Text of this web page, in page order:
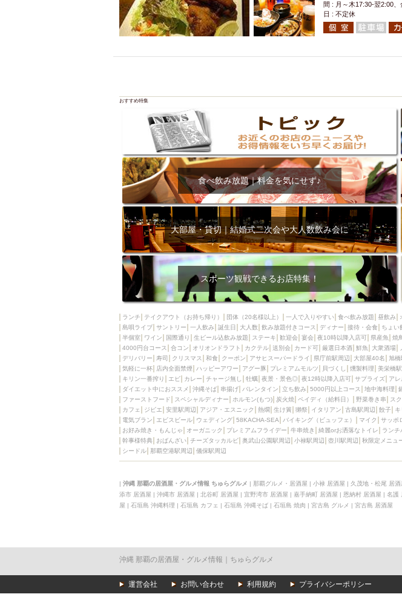
クラフトビール
鉄板焼き 幹事様特典 おばん
壺川駅周辺
秋限定メニュー 春限定メニュー
間 : 月～木17:30-翌2:00
日 : 不定休
おすすめ特集
食べ飲み放題｜料金を気にせず♪
大部屋・貸切｜結婚式二次会や大人数飲み会に
スポーツ観戦できるお店特集！
ランチ テイクアウト（お持ち帰り） 団体（20名様以上） 一人で入りやすい 食べ飲み放題 昼飲み
島唄ライブ サントリー 一人飲み 誕生日 大人数 飲み放題付きコース ディナー 接待・会食 ちょい
半個室
ワイン 国際通り 生ビール込飲み放題 ステーキ 歓迎会 宴会 夜10時以降入店可 県産魚 焼
4000円台コース
合コン オリオンドラフト カクテル 送別会 カード可 厳選日本酒 鮮魚 大衆酒場
デリバリー
寿司 クリスマス 和食 クーポン アサヒスーパードライ 県庁前駅周辺 大部屋40名 旭橋
気軽に一杯
店内全面禁煙 ハッピーアワー アグー豚 プレミアムモルツ 貝づくし 燻製料理 美栄橋
キリン一番搾り
エビ カレー チャージ無し 牡蠣 夜景・景色◎ 夜12時以降入店可 サプライズ ア
ダイエット中におススメ
沖縄そば 串揚げ バレンタイン 立ち飲み 5000円以上コース 地中海料理
ファーストフード
スペシャルディナー ホルモン(もつ) 炭火焼 ペイディ（給料日） 野菜巻き串 ス
カフェ
ジビエ 安里駅周辺 アジア・エスニック 熱燗 生け簀 獺祭 イタリアン 古島駅周辺 餃子 キ
電気ブラン
エビスビール ウェディング 58KACHA-SEA バイキング（ビュッフェ） マイク サッポ
お好み焼き・もんじゃ
オーガニック プレミアムフライデー 牛串焼き 綺麗orお洒落なトイレ ランチ
幹事様特典
おばんざい チーズタッカルビ 奥武山公園駅周辺 小禄駅周辺 壺川駅周辺 秋限定メニュ
シードル 那覇空港駅周辺 儀保駅周辺
| 沖縄 那覇の居酒屋・グルメ情報 ちゅらグルメ | 那覇グルメ・居酒屋 | 小禄 居酒屋 | 久茂地・松尾 居酒
添市 居酒屋 | 沖縄市 居酒屋 | 北谷町 居酒屋 | 宜野湾市 居酒屋 | 嘉手納町 居酒屋 | 恩納村 居酒屋 | 名護
屋 | 石垣島 沖縄料理 | 石垣島 カフェ | 石垣島 沖縄そば | 石垣島 焼肉 | 宮古島 グルメ | 宮古島 居酒屋
沖縄 那覇の居酒屋・グルメ情報｜ちゅらグルメ
運営会社 お問い合わせ 利用規約 プライバシーポリシー